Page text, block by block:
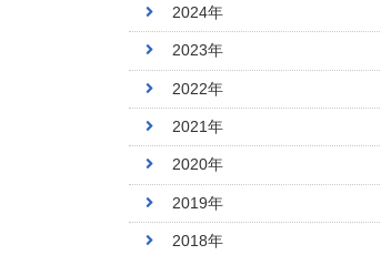
2024年
2023年
2022年
2021年
2020年
2019年
2018年